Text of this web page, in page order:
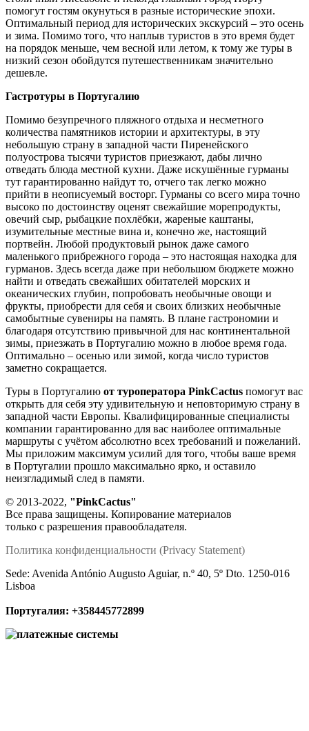
помогут гостям окунуться в разные исторические эпохи.
Оптимальный период для исторических экскурсий – это осень
и зима. Помимо того, что наплыв туристов в это время будет
на порядок меньше, чем весной или летом, к тому же туры в
низкий сезон обойдутся путешественникам значительно
дешевле.
Гастротуры в Португалию
Помимо безупречного пляжного отдыха и несметного
количества памятников истории и архитектуры, в эту
небольшую страну в западной части Пиренейского
полуострова тысячи туристов приезжают, дабы лично
отведать блюда местной кухни. Даже искушённые гурманы
тут гарантированно найдут то, отчего так легко можно
прийти в неописуемый восторг. Гурманы со всего мира точно
высоко по достоинству оценят свежайшие морепродукты,
овечий сыр, рыбацкие похлёбки, жареные каштаны,
изумительные местные вина и, конечно же, настоящий
портвейн. Любой продуктовый рынок даже самого
маленького прибрежного города – это настоящая находка для
гурманов. Здесь всегда даже при небольшом бюджете можно
найти и отведать свежайших обитателей морских и
океанических глубин, попробовать необычные овощи и
фрукты, приобрести для себя и своих близких необычные
самобытные сувениры на память. В плане гастрономии и
благодаря отсутствию привычной для нас континентальной
зимы, приезжать в Португалию можно в любое время года.
Оптимально – осенью или зимой, когда число туристов
заметно сокращается.
Туры в Португалию от туроператора PinkCactus помогут вас
открыть для себя эту удивительную и неповторимую страну в
западной части Европы. Квалифицированные специалисты
компании гарантированно для вас наиболее оптимальные
маршруты с учётом абсолютно всех требований и пожеланий.
Мы приложим максимум усилий для того, чтобы ваше время
в Португалии прошло максимально ярко, и оставило
неизгладимый след в памяти.
© 2013-2022, "PinkCactus"
Все права защищены. Копирование материалов
только с разрешения правообладателя.
Политика конфиденциальности (Privacy Statement)
Sede: Avenida António Augusto Aguiar, n.º 40, 5º Dto. 1250-016
Lisboa
Португалия: +358445772899